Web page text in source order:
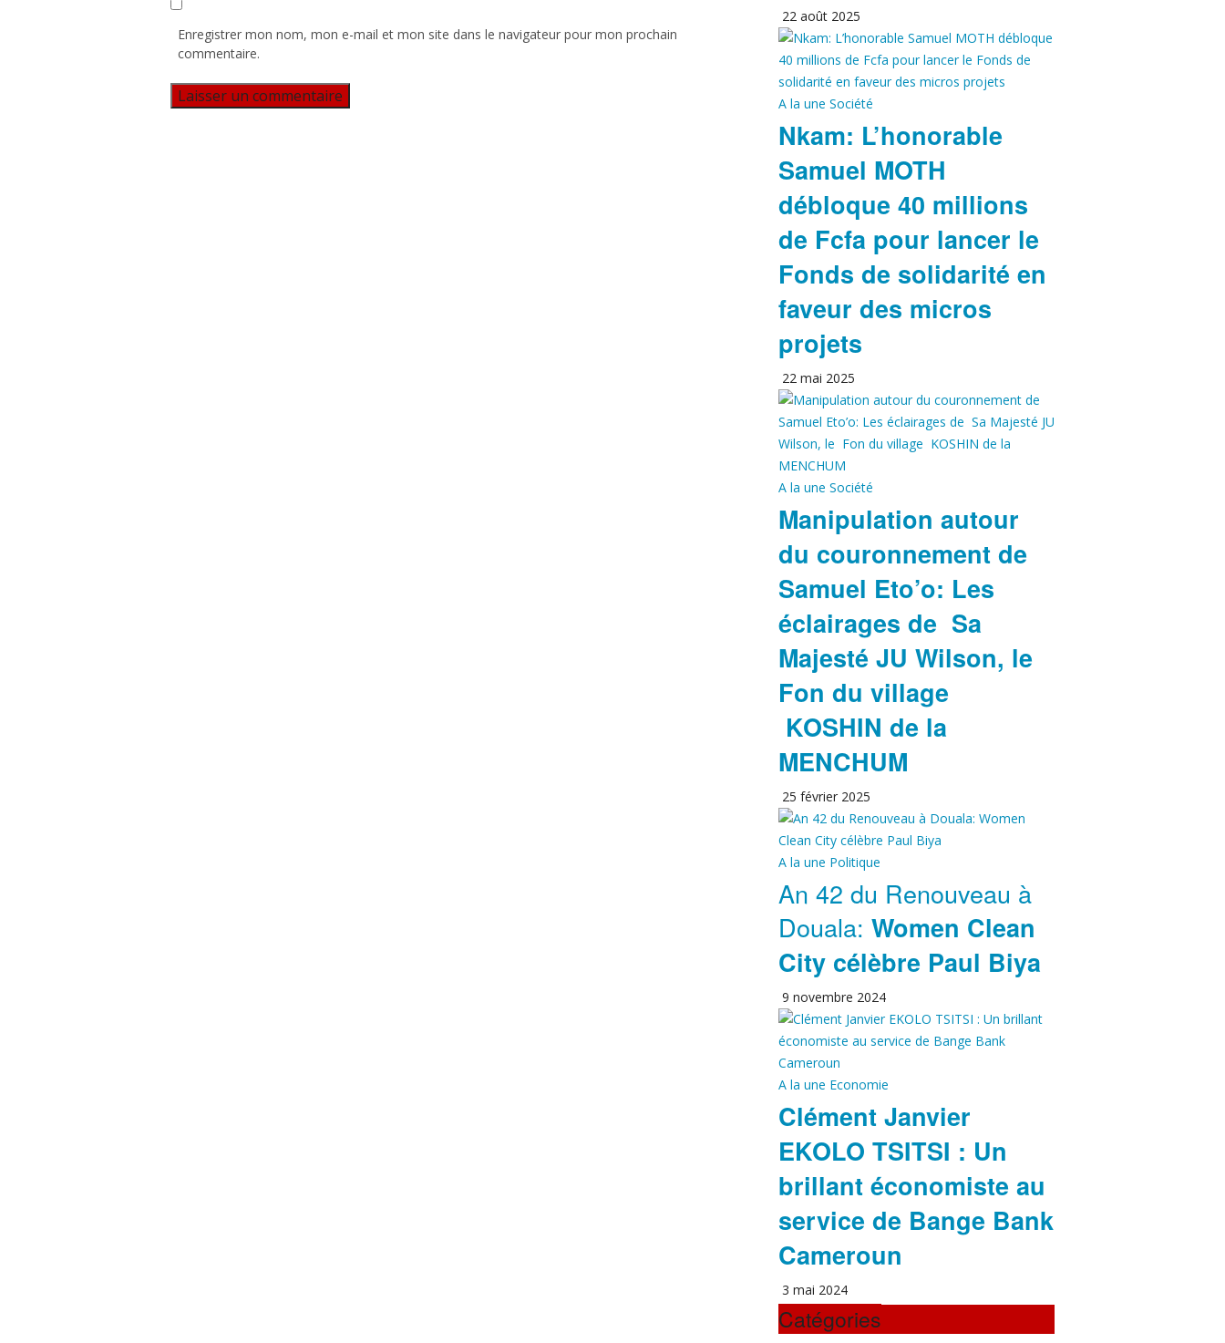
Enregistrer mon nom, mon e-mail et mon site dans le navigateur pour mon prochain
commentaire.
22 août 2025
A la une Société
Nkam: L’honorable
Samuel MOTH
débloque 40 millions
de Fcfa pour lancer le
Fonds de solidarité en
faveur des micros
projets
22 mai 2025
A la une Société
Manipulation autour
du couronnement de
Samuel Eto’o: Les
éclairages de Sa
Majesté JU Wilson, le
Fon du village
KOSHIN de la
MENCHUM
25 février 2025
A la une Politique
An 42 du Renouveau à
Douala: Women Clean
City célèbre Paul Biya
9 novembre 2024
A la une Economie
Clément Janvier
EKOLO TSITSI : Un
brillant économiste au
service de Bange Bank
Cameroun
3 mai 2024
Catégories